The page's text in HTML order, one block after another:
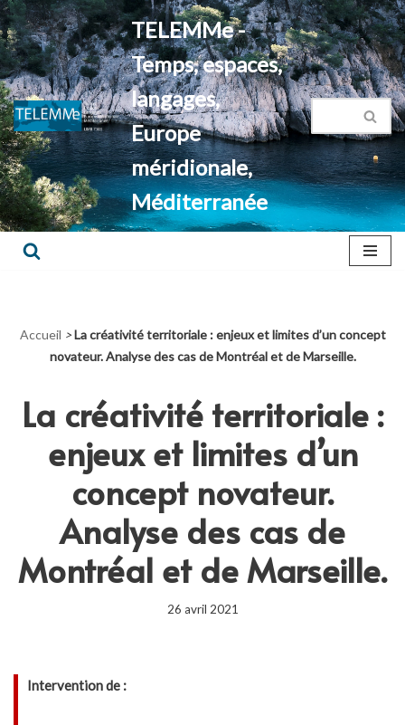
Aller
au
contenu
TELEMMe -
Temps, espaces,
langages,
Europe
méridionale,
Méditerranée
Accueil > La créativité territoriale : enjeux et limites d’un concept
novateur. Analyse des cas de Montréal et de Marseille.
La créativité territoriale :
enjeux et limites d’un
concept novateur.
Analyse des cas de
Montréal et de Marseille.
26 avril 2021
Intervention de :